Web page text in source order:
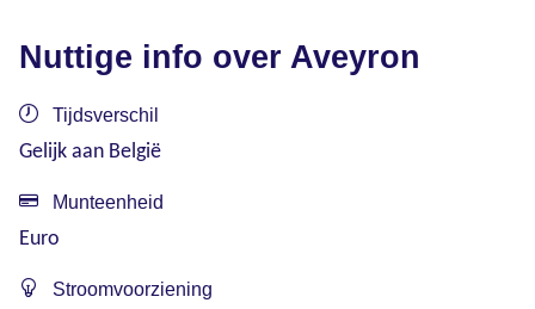
Nuttige info over Aveyron
Tijdsverschil
Gelijk aan België
Munteenheid
Euro
Stroomvoorziening